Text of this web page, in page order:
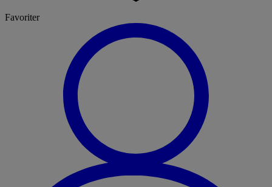
Favoriter